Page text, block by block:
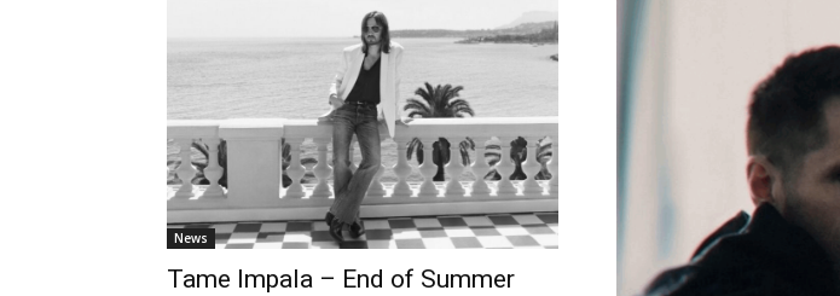
News
Tame Impala – End of Summer